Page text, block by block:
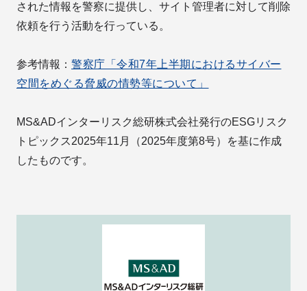
された情報を警察に提供し、サイト管理者に対して削除
依頼を行う活動を行っている。
参考情報： 警察庁「令和7年上半期におけるサイバー
空間をめぐる脅威の情勢等について」
MS&ADインターリスク総研株式会社発行のESGリスク
トピックス2025年11月（2025年度第8号）を基に作成
したものです。